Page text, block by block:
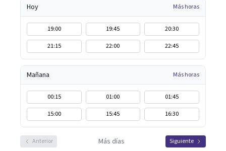
Hoy Más horas
19:00 19:45
20:30
21:15
22:00 22:45
Mañana Más horas
00:15 01:00
01:45
15:00
15:45 16:30
Anterior Más días Siguiente